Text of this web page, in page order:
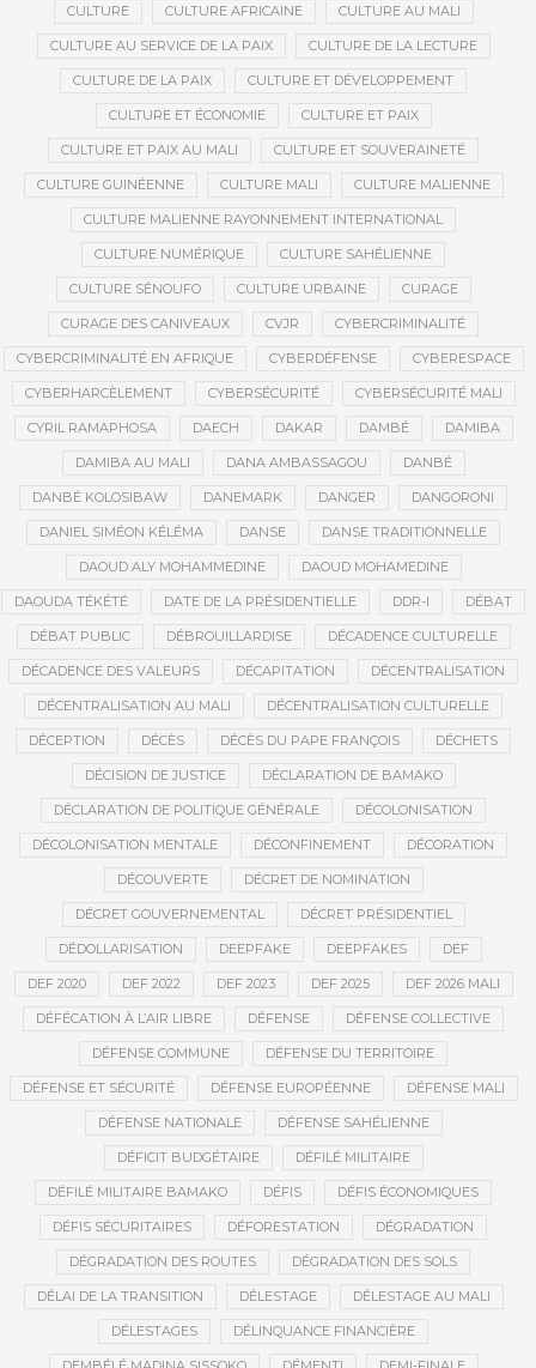
CULTURE CULTURE AFRICAINE CULTURE AU MALI
CULTURE AU SERVICE DE LA PAIX CULTURE DE LA LECTURE
CULTURE DE LA PAIX CULTURE ET DÉVELOPPEMENT
CULTURE ET ÉCONOMIE CULTURE ET PAIX
CULTURE ET PAIX AU MALI CULTURE ET SOUVERAINETÉ
CULTURE GUINÉENNE CULTURE MALI CULTURE MALIENNE
CULTURE MALIENNE RAYONNEMENT INTERNATIONAL
CULTURE NUMÉRIQUE CULTURE SAHÉLIENNE
CULTURE SÉNOUFO CULTURE URBAINE CURAGE
CURAGE DES CANIVEAUX CVJR CYBERCRIMINALITÉ
CYBERCRIMINALITÉ EN AFRIQUE CYBERDÉFENSE CYBERESPACE
CYBERHARCÈLEMENT CYBERSÉCURITÉ CYBERSÉCURITÉ MALI
CYRIL RAMAPHOSA DAECH DAKAR DAMBÉ DAMIBA
DAMIBA AU MALI DANA AMBASSAGOU DANBÉ
DANBÉ KOLOSIBAW DANEMARK DANGER DANGORONI
DANIEL SIMÉON KÉLÉMA DANSE DANSE TRADITIONNELLE
DAOUD ALY MOHAMMEDINE DAOUD MOHAMEDINE
DAOUDA TÉKÉTÉ DATE DE LA PRÉSIDENTIELLE DDR-I DÉBAT
DÉBAT PUBLIC DÉBROUILLARDISE DÉCADENCE CULTURELLE
DÉCADENCE DES VALEURS DÉCAPITATION DÉCENTRALISATION
DÉCENTRALISATION AU MALI DÉCENTRALISATION CULTURELLE
DÉCEPTION DÉCÈS DÉCÈS DU PAPE FRANÇOIS DÉCHETS
DÉCISION DE JUSTICE DÉCLARATION DE BAMAKO
DÉCLARATION DE POLITIQUE GÉNÉRALE DÉCOLONISATION
DÉCOLONISATION MENTALE DÉCONFINEMENT DÉCORATION
DÉCOUVERTE DÉCRET DE NOMINATION
DÉCRET GOUVERNEMENTAL DÉCRET PRÉSIDENTIEL
DÉDOLLARISATION DEEPFAKE DEEPFAKES DEF
DEF 2020 DEF 2022 DEF 2023 DEF 2025 DEF 2026 MALI
DÉFÉCATION À L’AIR LIBRE DÉFENSE DÉFENSE COLLECTIVE
DÉFENSE COMMUNE DÉFENSE DU TERRITOIRE
DÉFENSE ET SÉCURITÉ DÉFENSE EUROPÉENNE DÉFENSE MALI
DÉFENSE NATIONALE DÉFENSE SAHÉLIENNE
DÉFICIT BUDGÉTAIRE DÉFILÉ MILITAIRE
DÉFILÉ MILITAIRE BAMAKO DÉFIS DÉFIS ÉCONOMIQUES
DÉFIS SÉCURITAIRES DÉFORESTATION DÉGRADATION
DÉGRADATION DES ROUTES DÉGRADATION DES SOLS
DÉLAI DE LA TRANSITION DÉLESTAGE DÉLESTAGE AU MALI
DÉLESTAGES DÉLINQUANCE FINANCIÈRE